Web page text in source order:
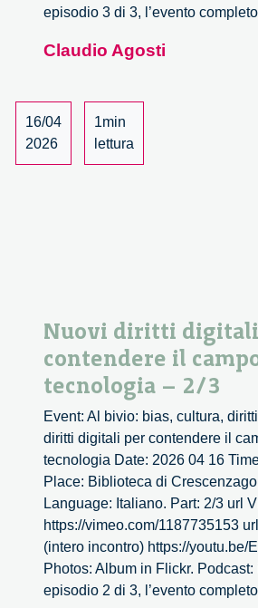
episodio 3 di 3, l’evento
Claudio Agosti
16/04
2026
1min
lettura
Nuovi diritti
contendere il
tecnologia – 2/3
Event: Al bivio: bias, cultura,
diritti digitali per contendere il
tecnologia Date: 2026 04 16
Place: Biblioteca di
Language: Italiano. Part: 2/3 url
https://vimeo.com/1187735153
(intero incontro) https://youtu.be/
Photos: Album in Flickr.
episodio 2 di 3, l’evento